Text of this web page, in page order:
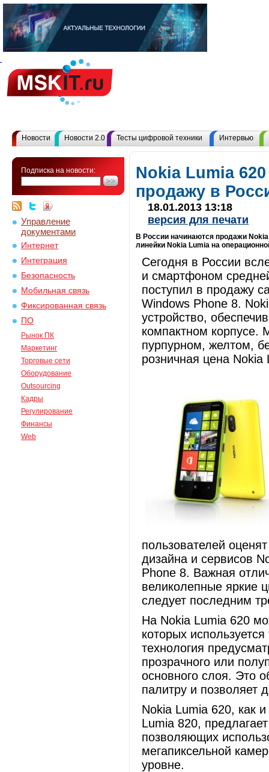
Новости Новости 2.0 Тесты цифровой техники Интервью
Подписка на новости:
Управление
документами
Интернет
Интеграция
Безопасность
Мобильная связь
Фиксированная связь
ПО
Рынок ПК
Маркетинг
Торговые сети
Оборудование
Outsourcing
Кадры
Регулирование
Финансы
Web
Nokia Lumia
продажу в
18.01.2013 13:18
версия для печати
В России начинаются продажи
линейки Nokia Lumia на
Сегодня в России
и смартфоном
поступил в продажу
Windows Phone 8.
устройство,
компактном корпусе.
пурпурном, желтом,
розничная цена
пользователей
дизайна и сервисов
Phone 8. Важная
великолепные яркие
следует последним
На Nokia Lumia 620
которых
технология
прозрачного или
основного слоя. Это
палитру и позволяет
Nokia Lumia 620, как
Lumia 820,
позволяющих
мегапиксельной
уровне.